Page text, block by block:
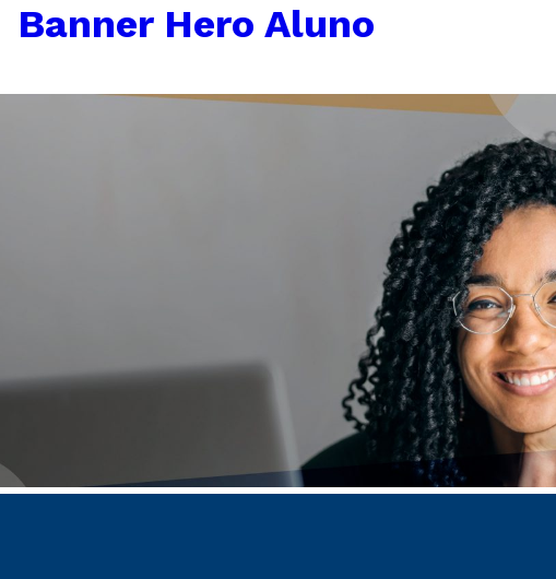
Banner Hero Aluno